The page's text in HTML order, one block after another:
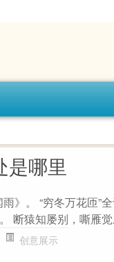
是哪里
》。 “穷冬万花匝”
断猿知屡别，嘶雁
创意展示